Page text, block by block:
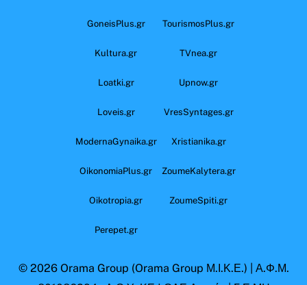
GoneisPlus.gr TourismosPlus.gr
Kultura.gr TVnea.gr
Loatki.gr Upnow.gr
Loveis.gr VresSyntages.gr
ModernaGynaika.gr Xristianika.gr
OikonomiaPlus.gr ZoumeKalytera.gr
Oikotropia.gr ZoumeSpiti.gr
Perepet.gr
© 2026 Orama Group (Orama Group Μ.Ι.Κ.Ε.) | Α.Φ.Μ.